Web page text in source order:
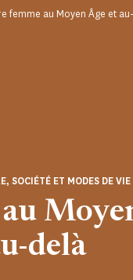
femme au Moyen Âge et
delà
SOCIÉTÉ ET MODES DE